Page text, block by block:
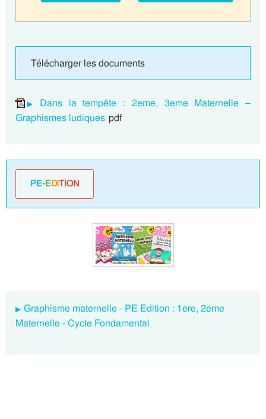
Télécharger les documents
Dans la tempête : 2eme, 3eme Maternelle –
Graphismes ludiques pdf
PE-EDITION
Graphisme maternelle - PE Edition : 1ere, 2eme
Maternelle - Cycle Fondamental